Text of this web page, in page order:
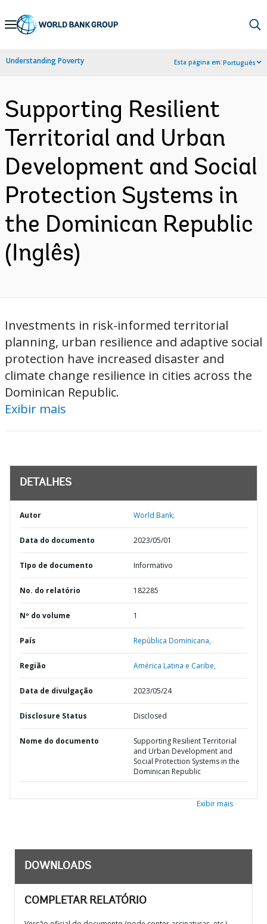
Skip
Navigation
Understanding Poverty Esta página em:Português
Supporting Resilient
Territorial and Urban
Development and Social
Protection Systems in
the Dominican Republic
(Inglês)
Investments in risk-informed territorial
planning, urban resilience and adaptive social
protection have increased disaster and
climate change resilience in cities across the
Dominican Republic.
Exibir mais
DETALHES
Autor World Bank;
Data do documento 2023/05/01
TIpo de documento Informativo
No. do relatório 182285
Nº do volume 1
País República Dominicana,
Região América Latina e Caribe,
Data de divulgação 2023/05/24
Disclosure Status Disclosed
Nome do documento
Supporting Resilient Territorial
and Urban Development and
Social Protection Systems in the
Dominican Republic
Exibir mais
DOWNLOADS
COMPLETAR RELATÓRIO